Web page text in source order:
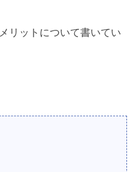
リットについて書いてい